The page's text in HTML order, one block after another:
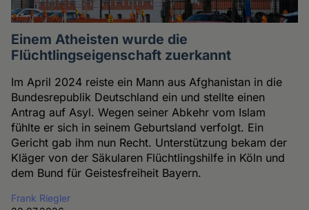
Einem Atheisten wurde die
Flüchtlingseigenschaft zuerkannt
Im April 2024 reiste ein Mann aus Afghanistan in die
Bundesrepublik Deutschland ein und stellte einen
Antrag auf Asyl. Wegen seiner Abkehr vom Islam
fühlte er sich in seinem Geburtsland verfolgt. Ein
Gericht gab ihm nun Recht. Unterstützung bekam der
Kläger von der Säkularen Flüchtlingshilfe in Köln und
dem Bund für Geistesfreiheit Bayern.
Frank Riegler